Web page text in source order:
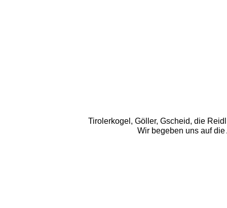
Tirolerkogel, Göller, Gscheid, die
Wir begeben uns auf